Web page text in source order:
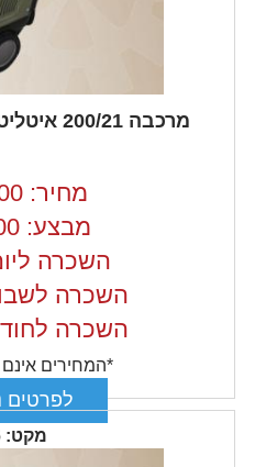
מרכבה 200/21 איטליטה בלחץ מים וקיטור
מחיר: 17000
מבצע: 18900
השכרה ליום:
השכרה לשבוע:
השכרה לחודש:
*המחירים
מקט: 186